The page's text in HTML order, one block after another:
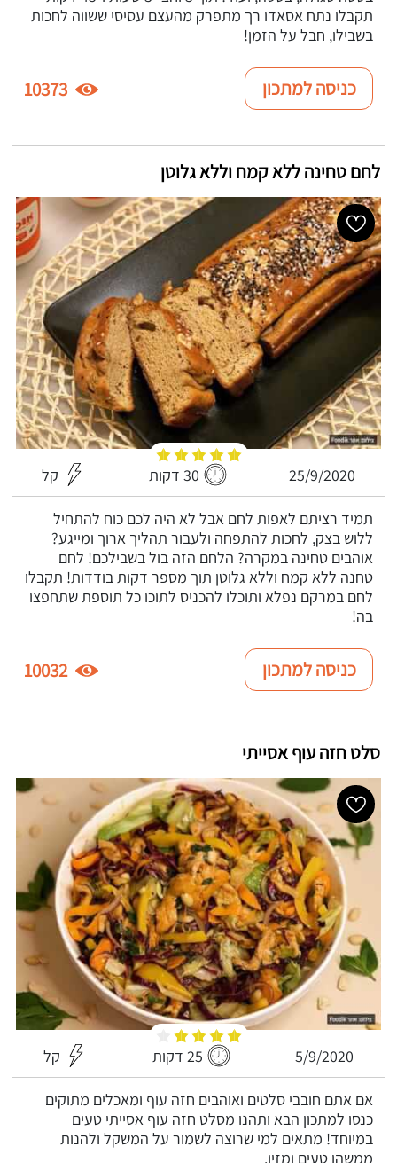
תקבלו נתח אסאדו רך מתפרק מהעצם עסיסי ששווה לחכות
בשבילו, חבל על הזמן!
כניסה למתכון 10373
לחם טחינה ללא קמח וללא גלוטן
25/9/2020 30 דקות קל
תמיד רציתם לאפות לחם אבל לא היה לכם כוח להתחיל
ללוש בצק, לחכות להתפחה ולעבור תהליך ארוך ומייגע?
אוהבים טחינה במקרה? הלחם הזה בול בשבילכם! לחם
טחנה ללא קמח וללא גלוטן תוך מספר דקות בודדות! תקבלו
לחם במרקם נפלא ותוכלו להכניס לתוכו כל תוספת שתחפצו
בה!
כניסה למתכון 10032
סלט חזה עוף אסייתי
5/9/2020 25 דקות קל
אם אתם חובבי סלטים ואוהבים חזה עוף ומאכלים מתוקים
כנסו למתכון הבא ותהנו מסלט חזה עוף אסייתי טעים
במיוחד! מתאים למי שרוצה לשמור על המשקל ולהנות
ממשהו טעים ומזין.